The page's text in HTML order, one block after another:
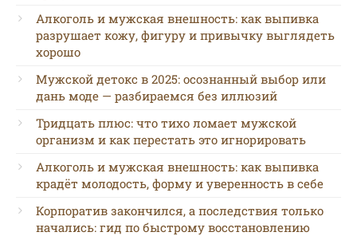
Алкоголь и мужская внешность: как выпивка
разрушает кожу, фигуру и привычку выглядеть
хорошо
Мужской детокс в 2025: осознанный выбор или
дань моде — разбираемся без иллюзий
Тридцать плюс: что тихо ломает мужской
организм и как перестать это игнорировать
Алкоголь и мужская внешность: как выпивка
крадёт молодость, форму и уверенность в себе
Корпоратив закончился, а последствия только
начались: гид по быстрому восстановлению